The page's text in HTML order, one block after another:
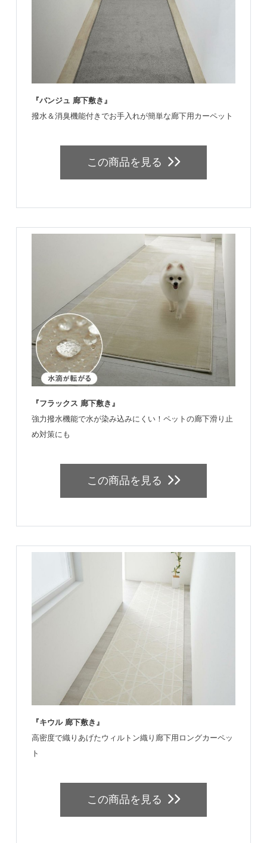
『バンジュ 廊下敷き』
撥水＆消臭機能付きでお手入れが簡単な廊下用カーペット
この商品を見る
『フラックス 廊下敷き』
強力撥水機能で水が染み込みにくい！ペットの廊下滑り止
め対策にも
この商品を見る
『キウル 廊下敷き』
高密度で織りあげたウィルトン織り廊下用ロングカーペッ
ト
この商品を見る